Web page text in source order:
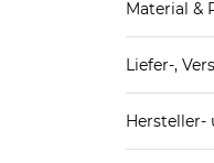
Mehr
Material &
Liefer-,
Hersteller-